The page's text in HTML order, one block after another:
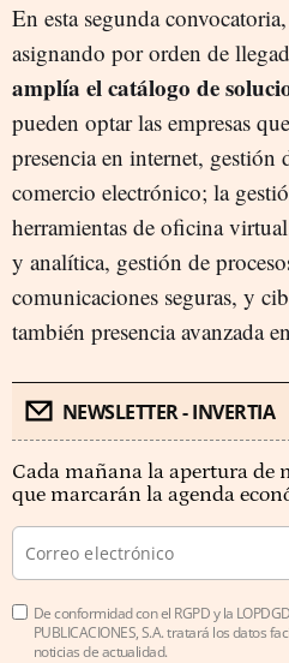
En esta segunda
asignando por orden de
amplía el catálogo de
pueden optar las empresas
presencia en internet, gestión
comercio electrónico; la
herramientas de oficina
y analítica, gestión de
comunicaciones seguras, y
también presencia avanzada
NEWSLETTER - INVERTIA
Cada mañana la apertura de
que marcarán la agenda
De conformidad con el RGPD y la
PUBLICACIONES, S.A. tratará los datos
noticias de actualidad.